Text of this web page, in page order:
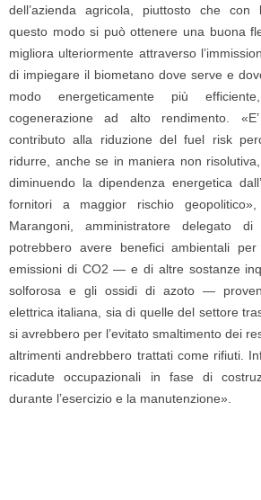
dell’azienda agricola, piuttosto che con
questo modo si può ottenere una buona
migliora ulteriormente attraverso
di impiegare il biometano dove serve e
modo energeticamente più
cogenerazione ad alto rendimento.
contributo alla riduzione del fuel risk
ridurre, anche se in maniera non
diminuendo la dipendenza energetica
fornitori a maggior rischio geopolitico»,
Marangoni, amministratore delegato
potrebbero avere benefici ambientali
emissioni di CO2 — e di altre sostanze
solforosa e gli ossidi di azoto —
elettrica italiana, sia di quelle del settore
si avrebbero per l’evitato smaltimento dei
altrimenti andrebbero trattati come rifiuti.
ricadute occupazionali in fase di
durante l’esercizio e la manutenzione».